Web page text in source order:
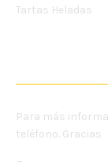
Tartas Heladas
Para más
teléfono. Gracias